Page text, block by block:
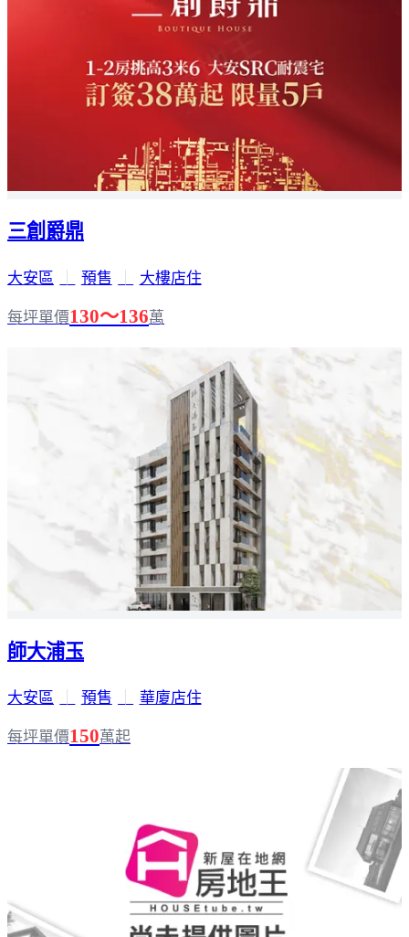
三創爵鼎
大安區 預售 大樓店住
每坪單價130～136萬
師大浦玉
大安區 預售 華廈店住
每坪單價150萬起